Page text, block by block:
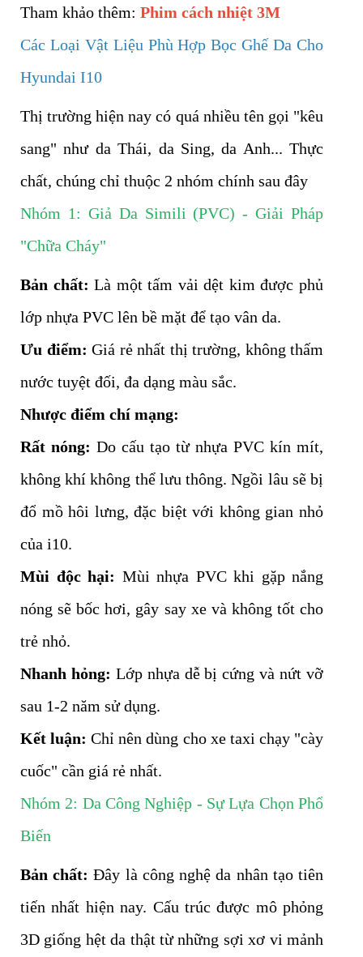
Tham khảo thêm: Phim cách nhiệt 3M
Các Loại Vật Liệu Phù Hợp Bọc Ghế Da Cho
Hyundai I10
Thị trường hiện nay có quá nhiều tên gọi "kêu
sang" như da Thái, da Sing, da Anh... Thực
chất, chúng chỉ thuộc 2 nhóm chính sau đây
Nhóm 1: Giả Da Simili (PVC) - Giải Pháp
"Chữa Cháy"
Bản chất: Là một tấm vải dệt kim được phủ
lớp nhựa PVC lên bề mặt để tạo vân da.
Ưu điểm: Giá rẻ nhất thị trường, không thấm
nước tuyệt đối, đa dạng màu sắc.
Nhược điểm chí mạng:
Rất nóng: Do cấu tạo từ nhựa PVC kín mít,
không khí không thể lưu thông. Ngồi lâu sẽ bị
đổ mồ hôi lưng, đặc biệt với không gian nhỏ
của i10.
Mùi độc hại: Mùi nhựa PVC khi gặp nắng
nóng sẽ bốc hơi, gây say xe và không tốt cho
trẻ nhỏ.
Nhanh hỏng: Lớp nhựa dễ bị cứng và nứt vỡ
sau 1-2 năm sử dụng.
Kết luận: Chỉ nên dùng cho xe taxi chạy "cày
cuốc" cần giá rẻ nhất.
Nhóm 2: Da Công Nghiệp - Sự Lựa Chọn Phổ
Biến
Bản chất: Đây là công nghệ da nhân tạo tiên
tiến nhất hiện nay. Cấu trúc được mô phỏng
3D giống hệt da thật từ những sợi xơ vi mảnh